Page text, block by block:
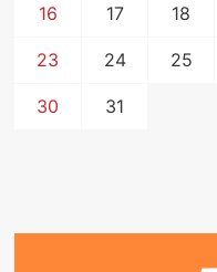
16 17 18
23 24 25
30 31